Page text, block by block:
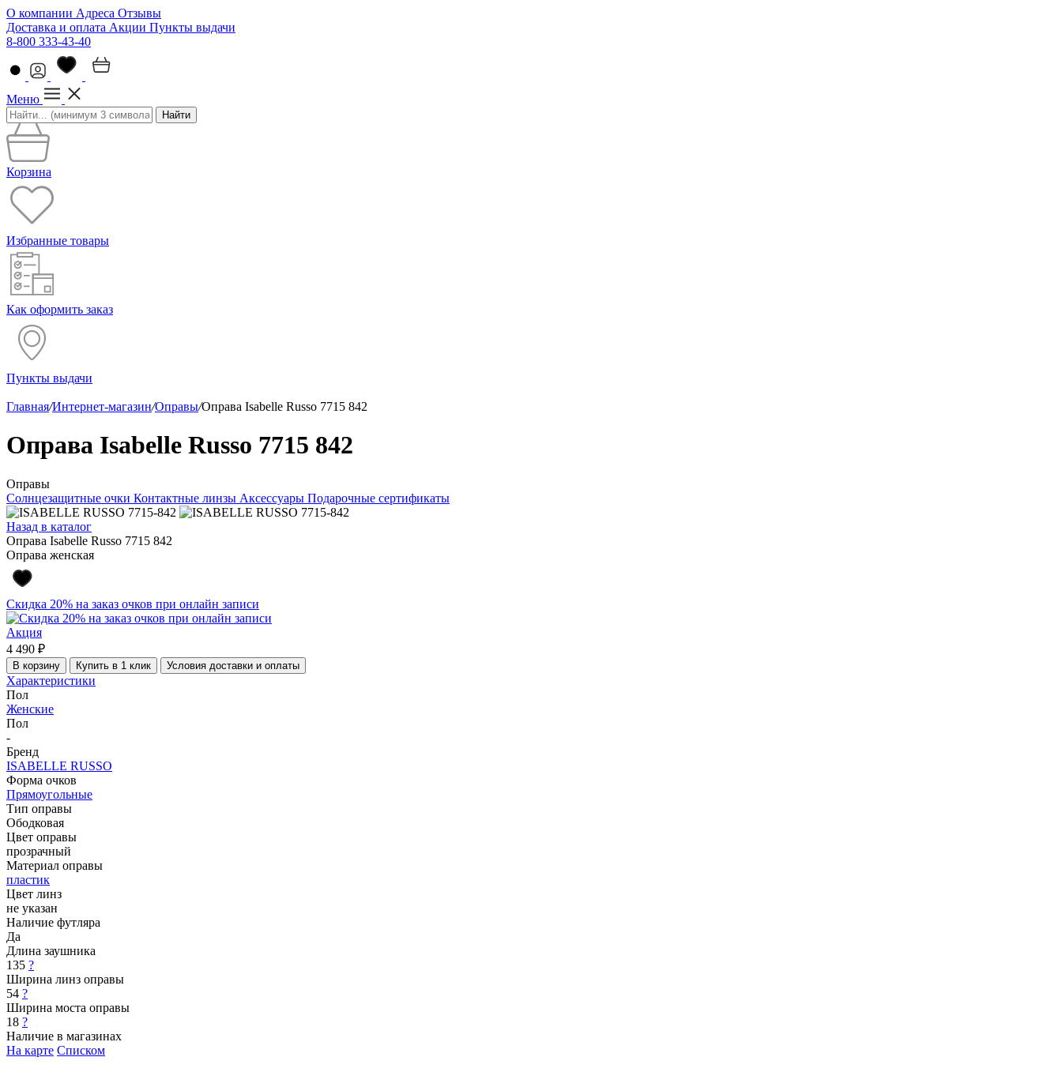
О компании Адреса Отзывы
Доставка и оплата Акции Пункты выдачи
8-800 333-43-40
Меню
Найти
Корзина
Избранные товары
Как оформить заказ
Пункты выдачи
Главная/Интернет-магазин/Оправы/Оправа Isabelle Russo 7715 842
Оправа Isabelle Russo 7715 842
Оправы
Солнцезащитные очки Контактные линзы Аксессуары Подарочные сертификаты
Назад в каталог
Оправа Isabelle Russo 7715 842
Оправа женская
Скидка 20% на заказ очков при онлайн записи
Акция
4 490 ₽
В корзину Купить в 1 клик Условия доставки и оплаты
Характеристики
Пол
Женские
Пол
-
Бренд
ISABELLE RUSSO
Форма очков
Прямоугольные
Тип оправы
Ободковая
Цвет оправы
прозрачный
Материал оправы
пластик
Цвет линз
не указан
Наличие футляра
Да
Длина заушника
135 ?
Ширина линз оправы
54 ?
Ширина моста оправы
18 ?
Наличие в магазинах
На карте Списком